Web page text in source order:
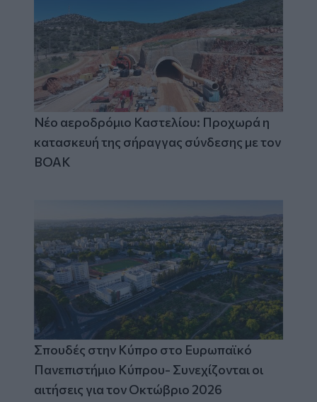
Νέο αεροδρόμιο Καστελίου: Προχωρά η
κατασκευή της σήραγγας σύνδεσης με τον
ΒΟΑΚ
Σπουδές στην Κύπρο στο Ευρωπαϊκό
Πανεπιστήμιο Κύπρου- Συνεχίζονται οι
αιτήσεις για τον Οκτώβριο 2026